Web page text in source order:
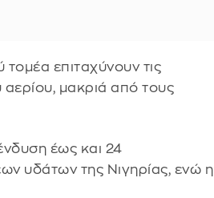
τομέα επιταχύνουν τις
αερίου, μακριά από τους
έως και 24
υδάτων της Νιγηρίας, ενώ η